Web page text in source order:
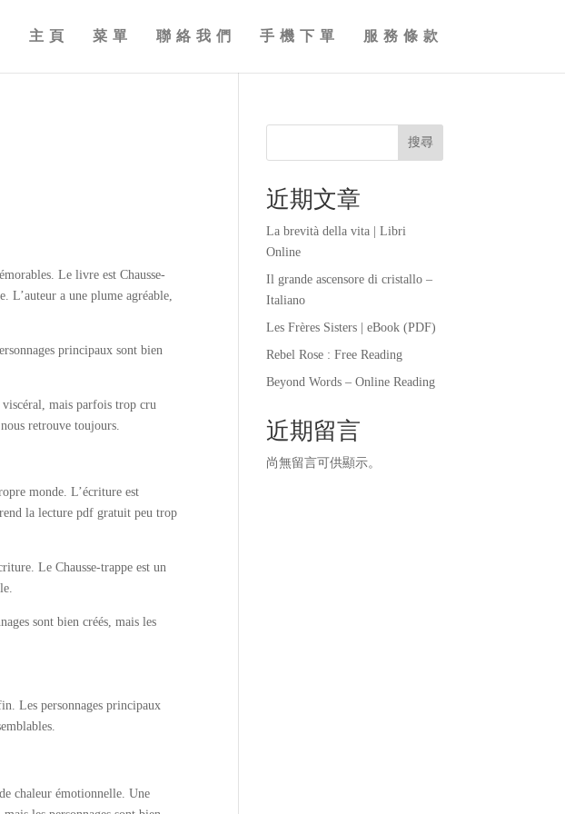
主頁 菜單 聯絡我們 手機下單 服務條款
Le livre est Chausse-
L’auteur a une plume agréable,
principaux sont bien
viscéral, mais parfois trop cru
retrouve toujours.
monde. L’écriture est
la lecture pdf gratuit peu trop
Le Chausse-trappe est un
sont bien créés, mais les
Les personnages principaux
chaleur émotionnelle. Une
搜尋
近期文章
La brevità della vita | Libri
Online
Il grande ascensore di cristallo –
Italiano
Les Frères Sisters | eBook (PDF)
Rebel Rose : Free Reading
Beyond Words – Online Reading
近期留言
尚無留言可供顯示。